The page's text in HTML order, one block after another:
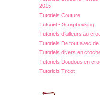
2015
Tutoriels Couture
Tutoriel - Scrapbooking
Tutoriels d'ailleurs au
Tutoriels De tout avec de
Tutoriels divers en
Tutoriels Doudous en
Tutoriels Tricot